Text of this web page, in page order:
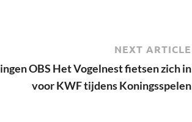
NEXT ARTICLE
OBS Het Vogelnest fietsen zich in
voor KWF tijdens Koningsspelen